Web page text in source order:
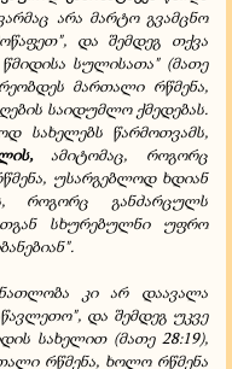
არა მარტო გვამცნო
და შემდეგ თქვა
სულისათა" (მათე
მართალი რწმენა,
საიდუმლო ქმედებას.
სახელებს წარმოთვამს,
ამიტომაც, როგორც
უსარგებლოდ ხდიან
როგორც განძარცულს
სხურებულნი უფრო
კი არ დაავალა
და შემდეგ უკვე
სახელით (მათე 28:19),
რწმენა, ხოლო რწმენა